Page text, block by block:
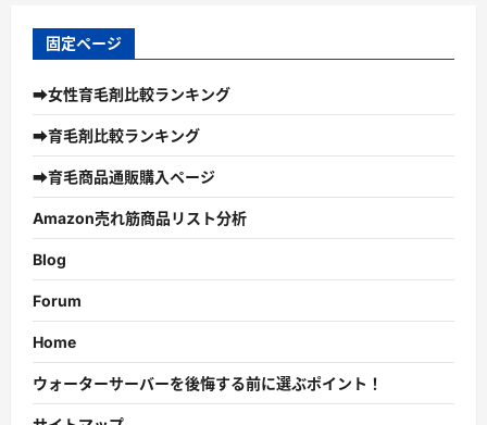
固定ページ
➡女性育毛剤比較ランキング
➡育毛剤比較ランキング
➡育毛商品通販購入ページ
Amazon売れ筋商品リスト分析
Blog
Forum
Home
ウォーターサーバーを後悔する前に選ぶポイント！